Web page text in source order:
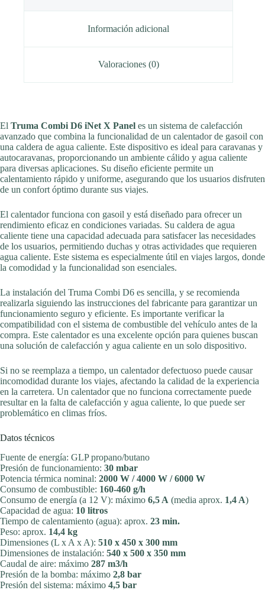
Información adicional
Valoraciones (0)
El Truma Combi D6 iNet X Panel es un sistema de calefacción
avanzado que combina la funcionalidad de un calentador de gasoil con
una caldera de agua caliente. Este dispositivo es ideal para caravanas y
autocaravanas, proporcionando un ambiente cálido y agua caliente
para diversas aplicaciones. Su diseño eficiente permite un
calentamiento rápido y uniforme, asegurando que los usuarios disfruten
de un confort óptimo durante sus viajes.
El calentador funciona con gasoil y está diseñado para ofrecer un
rendimiento eficaz en condiciones variadas. Su caldera de agua
caliente tiene una capacidad adecuada para satisfacer las necesidades
de los usuarios, permitiendo duchas y otras actividades que requieren
agua caliente. Este sistema es especialmente útil en viajes largos, donde
la comodidad y la funcionalidad son esenciales.
La instalación del Truma Combi D6 es sencilla, y se recomienda
realizarla siguiendo las instrucciones del fabricante para garantizar un
funcionamiento seguro y eficiente. Es importante verificar la
compatibilidad con el sistema de combustible del vehículo antes de la
compra. Este calentador es una excelente opción para quienes buscan
una solución de calefacción y agua caliente en un solo dispositivo.
Si no se reemplaza a tiempo, un calentador defectuoso puede causar
incomodidad durante los viajes, afectando la calidad de la experiencia
en la carretera. Un calentador que no funciona correctamente puede
resultar en la falta de calefacción y agua caliente, lo que puede ser
problemático en climas fríos.
Datos técnicos
Fuente de energía: GLP propano/butano
Presión de funcionamiento: 30 mbar
Potencia térmica nominal: 2000 W / 4000 W / 6000 W
Consumo de combustible: 160-460 g/h
Consumo de energía (a 12 V): máximo 6,5 A (media aprox. 1,4 A)
Capacidad de agua: 10 litros
Tiempo de calentamiento (agua): aprox. 23 min.
Peso: aprox. 14,4 kg
Dimensiones (L x A x A): 510 x 450 x 300 mm
Dimensiones de instalación: 540 x 500 x 350 mm
Caudal de aire: máximo 287 m3/h
Presión de la bomba: máximo 2,8 bar
Presión del sistema: máximo 4,5 bar